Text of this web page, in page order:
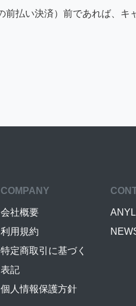
前払い決済）前であれば、キ
COMPANY
会社概要
利用規約
特定商取引に基づく
表記
個人情報保護方針